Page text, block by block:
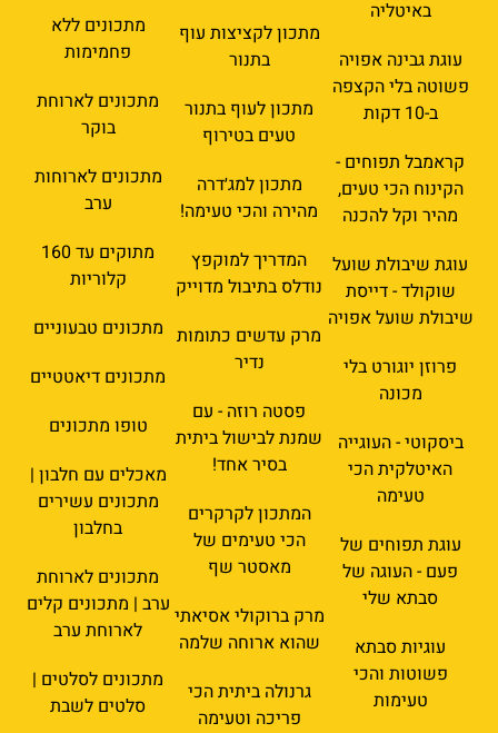
באיטליה
עוגת גבינה אפויה
פשוטה בלי הקצפה
ב-10 דקות
קראמבל תפוחים -
הקינוח הכי טעים,
מהיר וקל להכנה
עוגת שיבולת שועל
שוקולד - דייסת
שיבולת שועל אפויה
פרוזן יוגורט בלי
מכונה
ביסקוטי - העוגייה
האיטלקית הכי
טעימה
עוגת תפוחים של
פעם - העוגה של
סבתא שלי
עוגיות סבתא
פשוטות והכי
טעימות
מתכון לקציצות עוף
בתנור
מתכון לעוף בתנור
טעים בטירוף
מתכון למג׳דרה
מהירה והכי טעימה!
המדריך למוקפץ
נודלס בתיבול מדוייק
מרק עדשים כתומות
נדיר
פסטה רוזה - עם
שמנת לבישול ביתית
בסיר אחד!
המתכון לקרקרים
הכי טעימים של
מאסטר שף
מרק ברוקולי אסיאתי
שהוא ארוחה שלמה
גרנולה ביתית הכי
פריכה וטעימה
מתכונים ללא
פחמימות
מתכונים לארוחת
בוקר
מתכונים לארוחות
ערב
מתוקים עד 160
קלוריות
מתכונים טבעוניים
מתכונים דיאטטיים
טופו מתכונים
מאכלים עם חלבון |
מתכונים עשירים
בחלבון
מתכונים לארוחת
ערב | מתכונים קלים
לארוחת ערב
מתכונים לסלטים |
סלטים לשבת